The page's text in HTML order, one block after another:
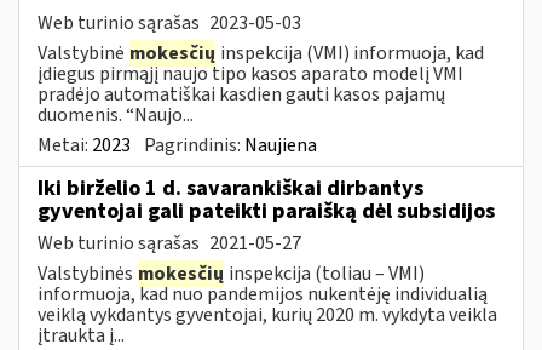
Web turinio sąrašas 2023-05-03
Valstybinė mokesčių inspekcija (VMI) informuoja, kad
įdiegus pirmąjį naujo tipo kasos aparato modelį VMI
pradėjo automatiškai kasdien gauti kasos pajamų
duomenis. “Naujo...
Metai: 2023 Pagrindinis: Naujiena
Iki birželio 1 d. savarankiškai dirbantys
gyventojai gali pateikti paraišką dėl subsidijos
Web turinio sąrašas 2021-05-27
Valstybinės mokesčių inspekcija (toliau – VMI)
informuoja, kad nuo pandemijos nukentėję individualią
veiklą vykdantys gyventojai, kurių 2020 m. vykdyta veikla
įtraukta į...